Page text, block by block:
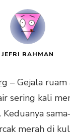
JEFRI RAHMAN
– Gejala
sering kali
merah di